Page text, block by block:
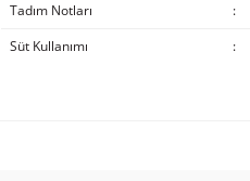
Tadım Notları
:
Süt Kullanımı
: